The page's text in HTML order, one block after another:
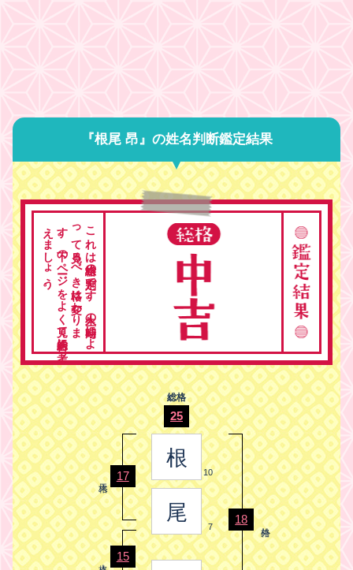
『根尾 昂』の姓名判断鑑定結果
こ
れ
は
総格の
判定で
す
。
人生の
時期に
よ
っ
て
見る
べ
き
格は
変わ
り
ま
す
。
下の
ペ
ージ
を
よ
く
見て
総合的に
考
え
ま
し
ょ
う
。
総格
25
根
10
尾
7
17
15
18